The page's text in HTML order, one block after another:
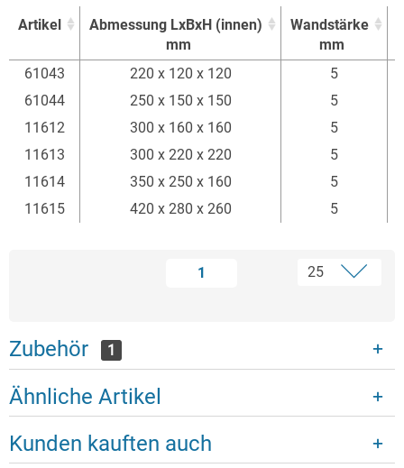
Artikel
Abmessung LxBxH (innen)
mm
Wandstärke
mm
Artikel
Abmessung LxBxH (innen)
Wandstärke
61043 220 x 120 x 120
5
61044
250 x 150 x 150
5
11612
300 x 160 x 160
5
11613
300 x 220 x 220
5
11614
350 x 250 x 160
5
11615
420 x 280 x 260 5
1
Zubehör 1
Ähnliche Artikel
Kunden kauften auch